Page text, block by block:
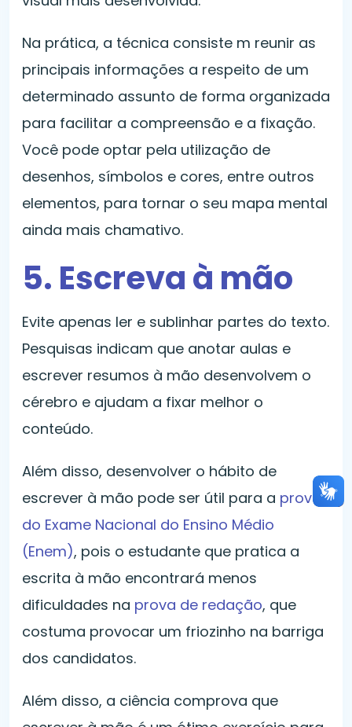
Na prática, a técnica consiste m reunir as
principais informações a respeito de um
determinado assunto de forma organizada
para facilitar a compreensão e a fixação.
Você pode optar pela utilização de
desenhos, símbolos e cores, entre outros
elementos, para tornar o seu mapa mental
ainda mais chamativo.
5. Escreva à mão
Evite apenas ler e sublinhar partes do texto.
Pesquisas indicam que anotar aulas e
escrever resumos à mão desenvolvem o
cérebro e ajudam a fixar melhor o
conteúdo.
Além disso, desenvolver o hábito de
escrever à mão pode ser útil para a prova
do Exame Nacional do Ensino Médio
(Enem), pois o estudante que pratica a
escrita à mão encontrará menos
dificuldades na prova de redação, que
costuma provocar um friozinho na barriga
dos candidatos.
Além disso, a ciência comprova que